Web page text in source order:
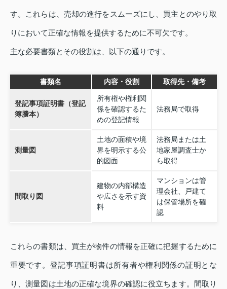
す。これらは、売却の進行をスムーズにし、買主とのやり取
りにおいて正確な情報を提供するために不可欠です。
主な必要書類とその役割は、以下の通りです。
書類名 内容・役割 取得先・備考
登記事項証明書（登記
簿謄本）
所有権や権利関
係を確認するた
めの登記情報
法務局で取得
測量図
土地の面積や境
界を明示する公
的図面
法務局または土
地家屋調査士か
ら取得
間取り図
建物の内部構造
や広さを示す資
料
マンションは管
理会社、戸建て
は保管場所を確
認
これらの書類は、買主が物件の情報を正確に把握するために
重要です。登記事項証明書は所有者や権利関係の証明とな
り、測量図は土地の正確な境界の確認に役立ちます。間取り